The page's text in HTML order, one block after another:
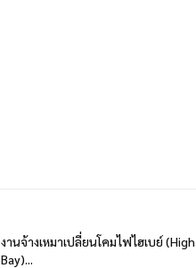
งานจ้างเหมาเปลี่ยนโคมไฟไฮเบย์ (High
Bay)...